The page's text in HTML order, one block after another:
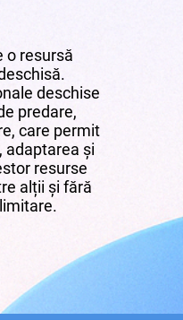
o resursă
deschise
predare,
care permit
adaptarea și
resurse
alții și fără